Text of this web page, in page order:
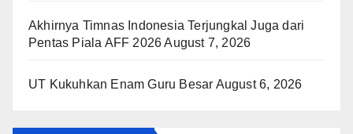
Akhirnya Timnas Indonesia Terjungkal Juga dari
Pentas Piala AFF 2026 August 7, 2026
UT Kukuhkan Enam Guru Besar August 6, 2026